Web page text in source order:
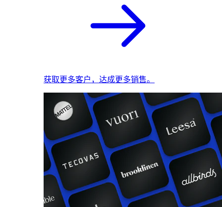
获取更多客户，达成更多销售。